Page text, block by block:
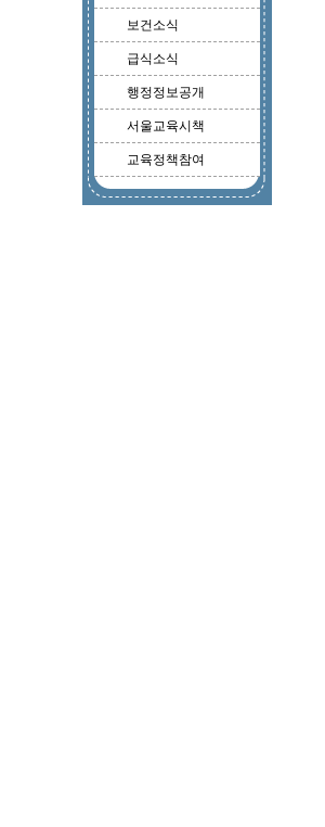
보건소식
급식소식
행정정보공개
서울교육시책
교육정책참여